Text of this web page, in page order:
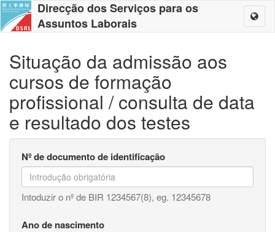
Direcção dos Serviços para os
Assuntos Laborais
Situação da admissão aos
cursos de formação
profissional / consulta de data
e resultado dos testes
Nº de documento de identificação
Intoduzir o nº de BIR 1234567(8), eg. 12345678
Ano de nascimento